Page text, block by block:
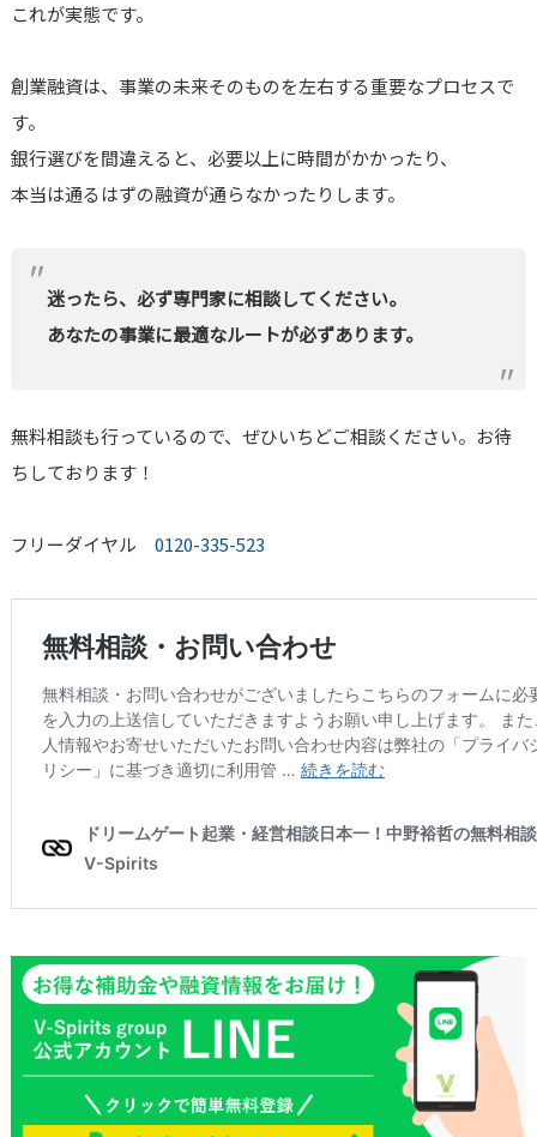
これが実態です。
創業融資は、事業の未来そのものを左右する重要なプロセスで
す。
銀行選びを間違えると、必要以上に時間がかかったり、
本当は通るはずの融資が通らなかったりします。
迷ったら、必ず専門家に相談してください。
あなたの事業に最適なルートが必ずあります。
無料相談も行っているので、ぜひいちどご相談ください。お待
ちしております！
フリーダイヤル 0120-335-523